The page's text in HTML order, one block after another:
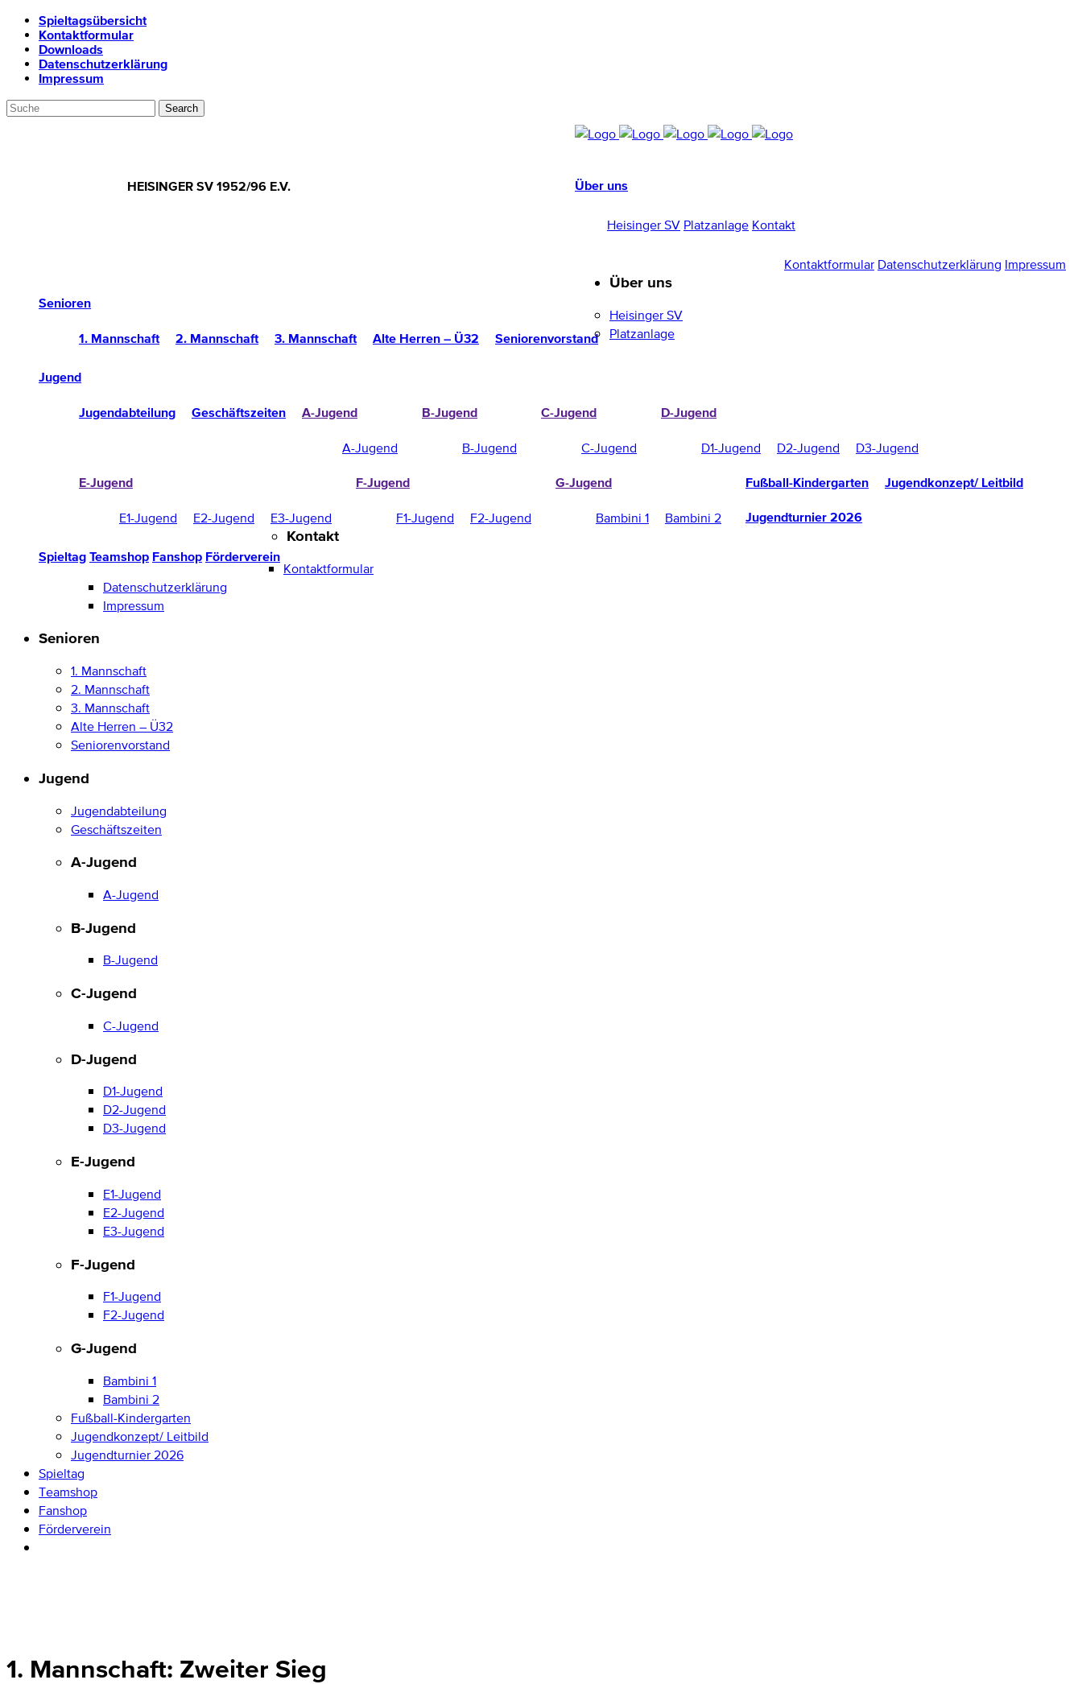
Spieltagsübersicht
Kontaktformular
Downloads
Datenschutzerklärung
Impressum
HEISINGER SV 1952/96 E.V.
Über uns
Heisinger SV Platzanlage Kontakt
Kontaktformular Datenschutzerklärung Impressum
Senioren
1. Mannschaft 2. Mannschaft 3. Mannschaft Alte Herren – Ü32 Seniorenvorstand
Jugend
Jugendabteilung Geschäftszeiten A-Jugend
A-Jugend
B-Jugend
B-Jugend
C-Jugend
C-Jugend
D-Jugend
D1-Jugend D2-Jugend D3-Jugend
E-Jugend
E1-Jugend E2-Jugend E3-Jugend
F-Jugend
F1-Jugend F2-Jugend
G-Jugend
Bambini 1 Bambini 2
Fußball-Kindergarten Jugendkonzept/ Leitbild
Jugendturnier 2026
Spieltag Teamshop Fanshop Förderverein
Über uns
Heisinger SV
Platzanlage
Kontakt
Kontaktformular
Datenschutzerklärung
Impressum
Senioren
1. Mannschaft
2. Mannschaft
3. Mannschaft
Alte Herren – Ü32
Seniorenvorstand
Jugend
Jugendabteilung
Geschäftszeiten
A-Jugend
A-Jugend
B-Jugend
B-Jugend
C-Jugend
C-Jugend
D-Jugend
D1-Jugend
D2-Jugend
D3-Jugend
E-Jugend
E1-Jugend
E2-Jugend
E3-Jugend
F-Jugend
F1-Jugend
F2-Jugend
G-Jugend
Bambini 1
Bambini 2
Fußball-Kindergarten
Jugendkonzept/ Leitbild
Jugendturnier 2026
Spieltag
Teamshop
Fanshop
Förderverein
1. Mannschaft: Zweiter Sieg